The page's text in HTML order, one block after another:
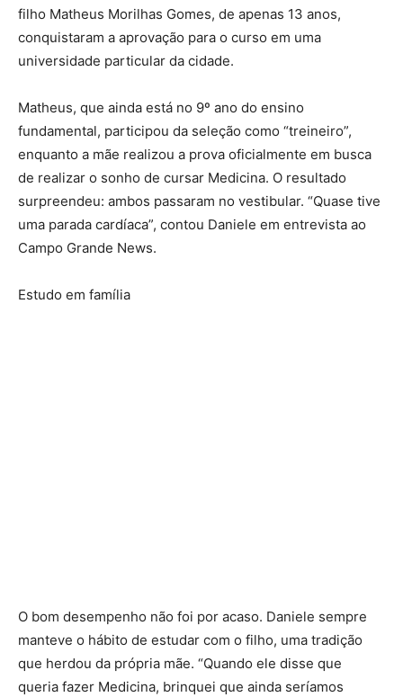
filho Matheus Morilhas Gomes, de apenas 13 anos,
conquistaram a aprovação para o curso em uma
universidade particular da cidade.
Matheus, que ainda está no 9º ano do ensino
fundamental, participou da seleção como “treineiro”,
enquanto a mãe realizou a prova oficialmente em busca
de realizar o sonho de cursar Medicina. O resultado
surpreendeu: ambos passaram no vestibular. “Quase tive
uma parada cardíaca”, contou Daniele em entrevista ao
Campo Grande News.
Estudo em família
O bom desempenho não foi por acaso. Daniele sempre
manteve o hábito de estudar com o filho, uma tradição
que herdou da própria mãe. “Quando ele disse que
queria fazer Medicina, brinquei que ainda seríamos